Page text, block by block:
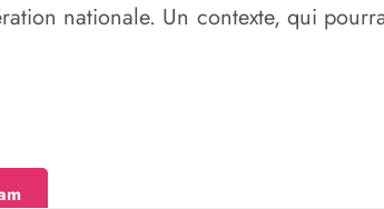
nationale. Un contexte, qui